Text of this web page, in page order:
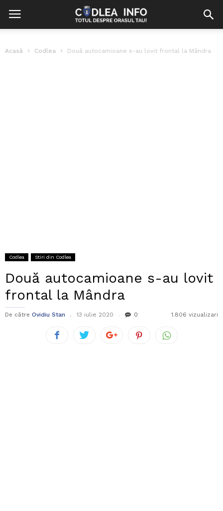
Acasă Codlea Două autocamioane s-au lovit frontal la Mândra
Codlea Stiri din Codlea
Două autocamioane s-au lovit
frontal la Mândra
De către Ovidiu Stan 13 iulie 2020 0 1.806 vizualizari